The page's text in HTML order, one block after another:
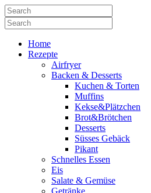
Home
Rezepte
Airfryer
Backen & Desserts
Kuchen & Torten
Muffins
Kekse&Plätzchen
Brot&Brötchen
Desserts
Süsses Gebäck
Pikant
Schnelles Essen
Eis
Salate & Gemüse
Getränke